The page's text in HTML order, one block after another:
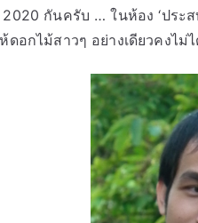
กันครับ … ในห้อง ‘ประ
ดอกไม้สาวๆ อย่างเดียวคงไม่